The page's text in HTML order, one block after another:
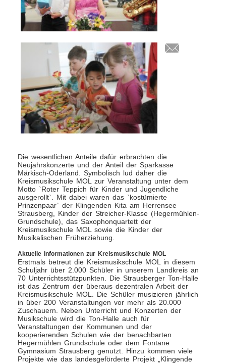
Die wesentlichen Anteile dafür erbrachten die
Neujahrskonzerte und der Anteil der Sparkasse
Märkisch-Oderland. Symbolisch lud daher die
Kreismusikschule MOL zur Veranstaltung unter dem
Motto `Roter Teppich für Kinder und Jugendliche
ausgerollt`. Mit dabei waren das `kostümierte
Prinzenpaar` der Klingenden Kita am Herrensee
Strausberg, Kinder der Streicher-Klasse (Hegermühlen-
Grundschule), das Saxophonquartett der
Kreismusikschule MOL sowie die Kinder der
Musikalischen Früherziehung.
Aktuelle Informationen zur Kreismusikschule MOL
Erstmals betreut die Kreismusikschule MOL in diesem
Schuljahr über 2.000 Schüler in unserem Landkreis an
70 Unterrichtsstützpunkten. Die Strausberger Ton-Halle
ist das Zentrum der überaus dezentralen Arbeit der
Kreismusikschule MOL. Die Schüler musizieren jährlich
in über 200 Veranstaltungen vor mehr als 20.000
Zuschauern. Neben Unterricht und Konzerten der
Musikschule wird die Ton-Halle auch für
Veranstaltungen der Kommunen und der
kooperierenden Schulen wie der benachbarten
Hegermühlen Grundschule oder dem Fontane
Gymnasium Strausberg genutzt. Hinzu kommen viele
Projekte wie das landesgeförderte Projekt „Klingende